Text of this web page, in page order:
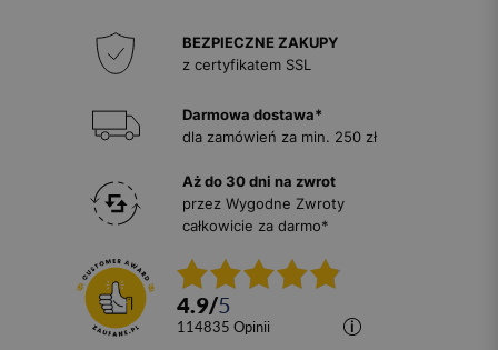
BEZPIECZNE ZAKUPY
z certyfikatem SSL
Darmowa dostawa*
dla zamówień za min. 250 zł
Aż do 30 dni na zwrot
przez Wygodne Zwroty
całkowicie za darmo*
4.9/5
114835 opinii